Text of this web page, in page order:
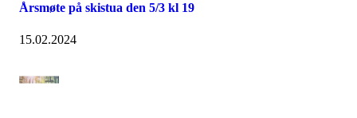
Årsmøte på skistua den 5/3 kl 19
15.02.2024